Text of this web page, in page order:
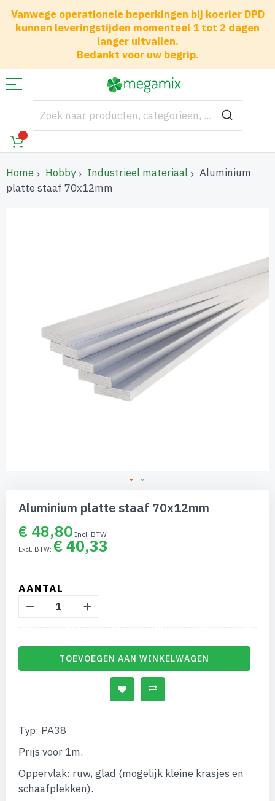
Vanwege operationele beperkingen bij koerier DPD
kunnen leveringstijden momenteel 1 tot 2 dagen
langer uitvallen.
Bedankt voor uw begrip.
Home Hobby Industrieel materiaal
Aluminium
platte staaf 70x12mm
naar
begin
Aluminium platte staaf 70x12mm
€ 48,80
€ 40,33
AANTAL
TOEVOEGEN AAN WINKELWAGEN
Typ: PA38
Prijs voor 1m.
Oppervlak: ruw, glad (mogelijk kleine krasjes en
schaafplekken).